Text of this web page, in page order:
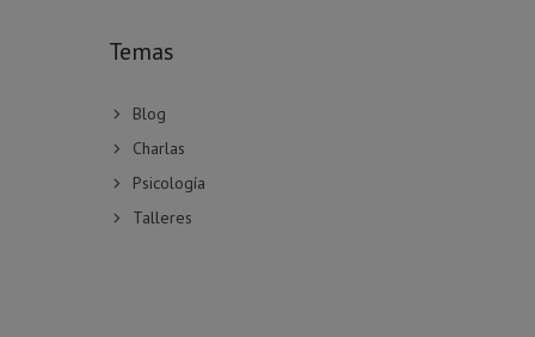
Temas
Blog
Charlas
Psicología
Talleres